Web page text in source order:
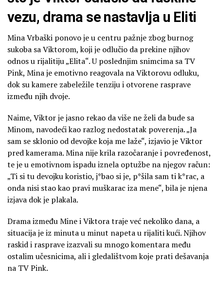
vezu, drama se nastavlja u Eliti
Mina Vrbaški ponovo je u centru pažnje zbog burnog
sukoba sa Viktorom, koji je odlučio da prekine njihov
odnos u rijalitiju „Elita“. U poslednjim snimcima sa TV
Pink, Mina je emotivno reagovala na Viktorovu odluku,
dok su kamere zabeležile tenziju i otvorene rasprave
između njih dvoje.
Naime, Viktor je jasno rekao da više ne želi da bude sa
Minom, navodeći kao razlog nedostatak poverenja. „Ja
sam se sklonio od devojke koja me laže“, izjavio je Viktor
pred kamerama. Mina nije krila razočaranje i povređenost,
te je u emotivnom ispadu iznela optužbe na njegov račun:
„Ti si tu devojku koristio, j*bao si je, p*šila sam ti k*rac, a
onda nisi stao kao pravi muškarac iza mene“, bila je njena
izjava dok je plakala.
Drama između Mine i Viktora traje već nekoliko dana, a
situacija je iz minuta u minut napeta u rijaliti kući. Njihov
raskid i rasprave izazvali su mnogo komentara među
ostalim učesnicima, ali i gledalištvom koje prati dešavanja
na TV Pink.